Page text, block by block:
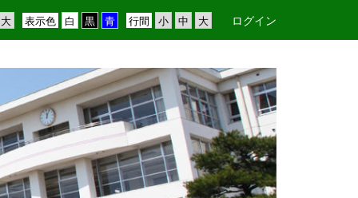
行間
表示色 ログイン